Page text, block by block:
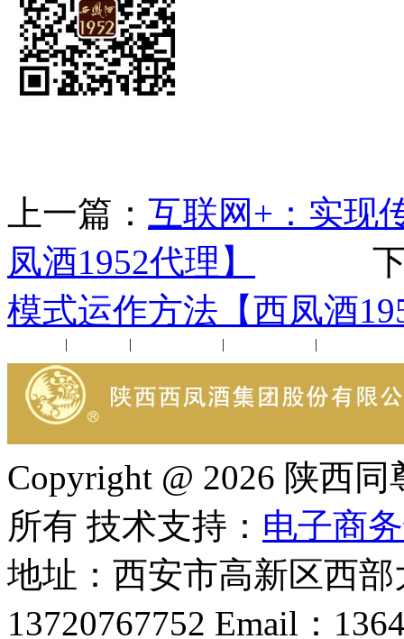
上一篇： 互联网+：实现
凤酒1952代理】
下一
模式运作方法【西凤酒
| | | |
Copyright @ 2026 陕西
所有 技术支持： 电子商
地址：西安市高新区西
13720767752 Email：